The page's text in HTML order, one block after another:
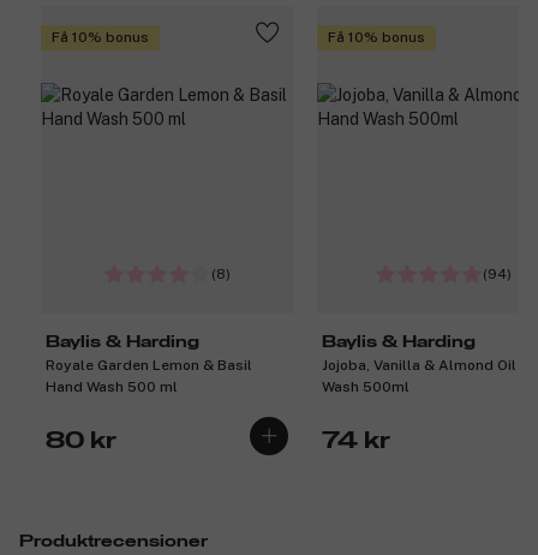
Få 10% bonus
(8)
Baylis & Harding
Royale Garden Lemon & Basil
Hand Wash 500 ml
80 kr
Få 10% bonus
(94)
Baylis & Harding
Jojoba, Vanilla & Almond Oil
Wash 500ml
74 kr
Produktrecensioner